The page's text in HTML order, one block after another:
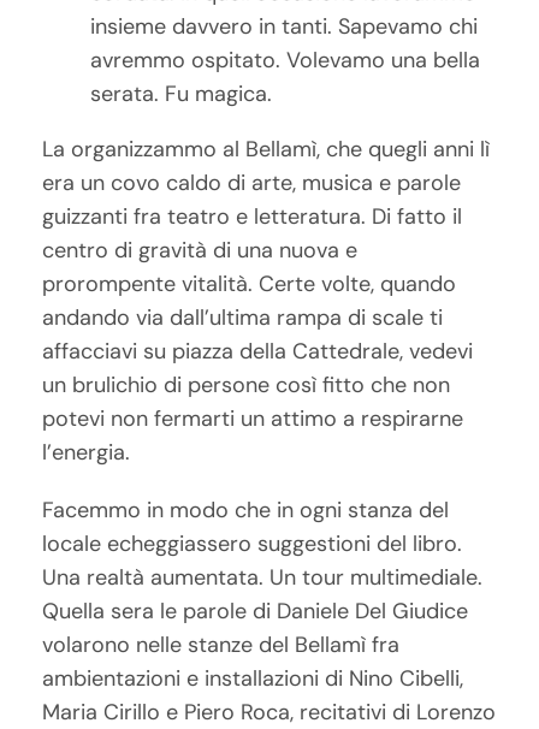
insieme davvero in tanti. Sapevamo chi
avremmo ospitato. Volevamo una bella
serata. Fu magica.
La organizzammo al Bellamì, che quegli anni lì
era un covo caldo di arte, musica e parole
guizzanti fra teatro e letteratura. Di fatto il
centro di gravità di una nuova e
prorompente vitalità. Certe volte, quando
andando via dall’ultima rampa di scale ti
affacciavi su piazza della Cattedrale, vedevi
un brulichio di persone così fitto che non
potevi non fermarti un attimo a respirarne
l’energia.
Facemmo in modo che in ogni stanza del
locale echeggiassero suggestioni del libro.
Una realtà aumentata. Un tour multimediale.
Quella sera le parole di Daniele Del Giudice
volarono nelle stanze del Bellamì fra
ambientazioni e installazioni di Nino Cibelli,
Maria Cirillo e Piero Roca, recitativi di Lorenzo